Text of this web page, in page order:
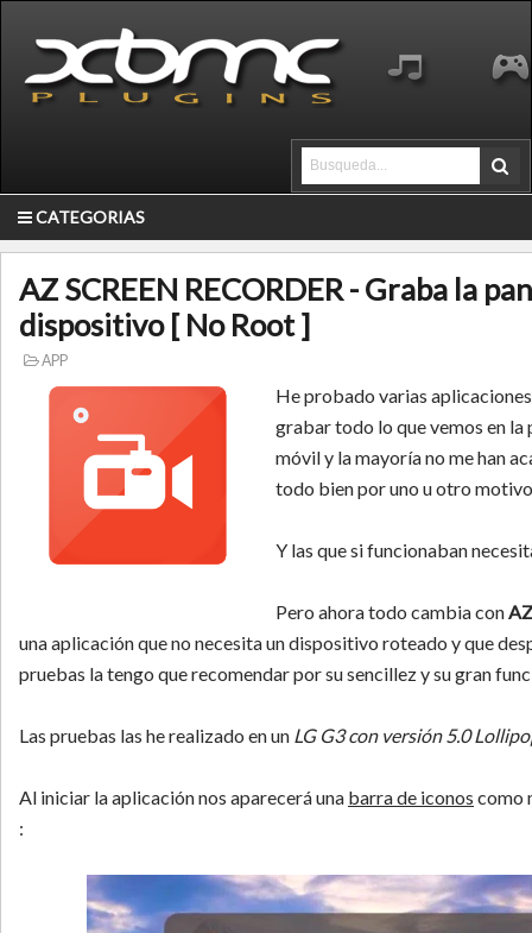
CATEGORIAS
AZ SCREEN RECORDER - Graba la
dispositivo [ No Root ]
APP
He probado varias
grabar todo lo que vemos en la
móvil y la mayoría no me han
todo bien por uno u otro
Y las que si funcionaban
Pero ahora todo cambia con
una aplicación que no necesita un dispositivo roteado y que
pruebas la tengo que recomendar por su sencillez y su gran
Las pruebas las he realizado en un LG G3 con versión 5.0
Al iniciar la aplicación nos aparecerá una barra de iconos como
: